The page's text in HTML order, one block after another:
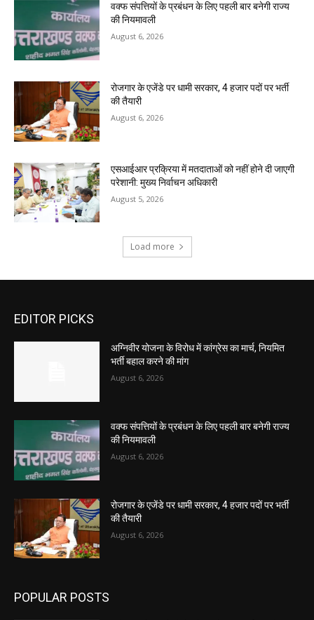
वक्फ संपत्तियों के प्रबंधन के लिए पहली बार बनेगी राज्य
की नियमावली
August 6, 2026
रोजगार के एजेंडे पर धामी सरकार, 4 हजार पदों पर भर्ती
की तैयारी
August 6, 2026
एसआईआर प्रक्रिया में मतदाताओं को नहीं होने दी जाएगी
परेशानी: मुख्य निर्वाचन अधिकारी
August 5, 2026
Load more
EDITOR PICKS
अग्निवीर योजना के विरोध में कांग्रेस का मार्च, नियमित
भर्ती बहाल करने की मांग
August 6, 2026
वक्फ संपत्तियों के प्रबंधन के लिए पहली बार बनेगी राज्य
की नियमावली
August 6, 2026
रोजगार के एजेंडे पर धामी सरकार, 4 हजार पदों पर भर्ती
की तैयारी
August 6, 2026
POPULAR POSTS